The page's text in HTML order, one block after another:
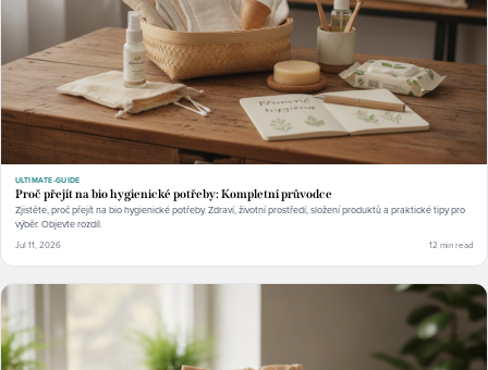
ULTIMATE-GUIDE
Proč přejít na bio hygienické potřeby: Kompletní průvodce
Zjistěte, proč přejít na bio hygienické potřeby. Zdraví, životní prostředí, složení produktů a praktické tipy pro
výběr. Objevte rozdíl.
Jul 11, 2026 12 min read